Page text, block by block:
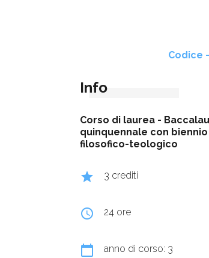
Codice
Info
Corso di laurea -
quinquennale con biennio
filosofico-teologico
grade 3 crediti
query_builder 24 ore
calendar_today anno di corso: 3